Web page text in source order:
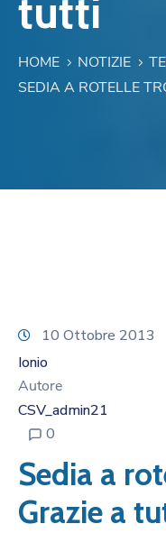
tutti
HOME NOTIZIE
SEDIA A ROTELLE
10 Ottobre 2013
Ionio
Autore
CSV_admin21
0
Sedia a
Grazie a